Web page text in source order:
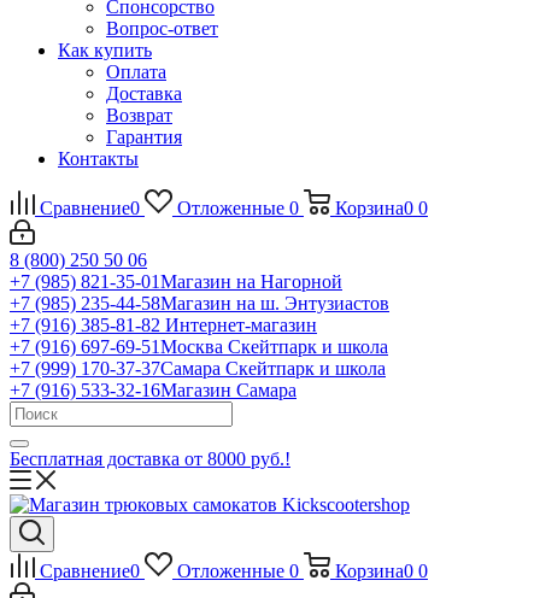
Спонсорство
Вопрос-ответ
Как купить
Оплата
Доставка
Возврат
Гарантия
Контакты
Сравнение0 Отложенные 0 Корзина0 0
8 (800) 250 50 06
+7 (985) 821-35-01Магазин на Нагорной
+7 (985) 235-44-58Магазин на ш. Энтузиастов
+7 (916) 385-81-82 Интернет-магазин
+7 (916) 697-69-51Москва Скейтпарк и школа
+7 (999) 170-37-37Самара Скейтпарк и школа
+7 (916) 533-32-16Магазин Самара
Бесплатная доставка от 8000 руб.!
Сравнение0 Отложенные 0 Корзина0 0